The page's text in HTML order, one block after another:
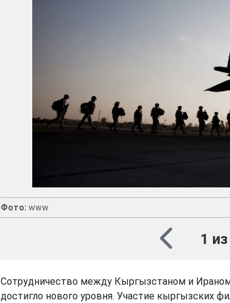
Фото: www
1
Сотрудничество между Кыргызстаном и
достигло нового уровня. Участие кыргызских